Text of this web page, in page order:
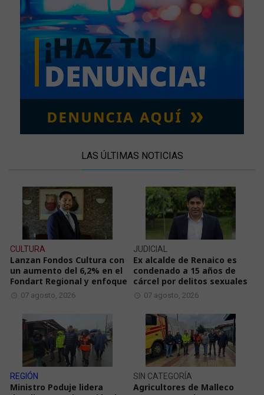
LAS ÚLTIMAS NOTICIAS
CULTURA
Lanzan Fondos Cultura con
un aumento del 6,2% en el
Fondart Regional y enfoque
07 agosto, 2026
JUDICIAL
Ex alcalde de Renaico es
condenado a 15 años de
cárcel por delitos sexuales
07 agosto, 2026
REGIÓN
Ministro Poduje lidera
SIN CATEGORÍA
Agricultores de Malleco